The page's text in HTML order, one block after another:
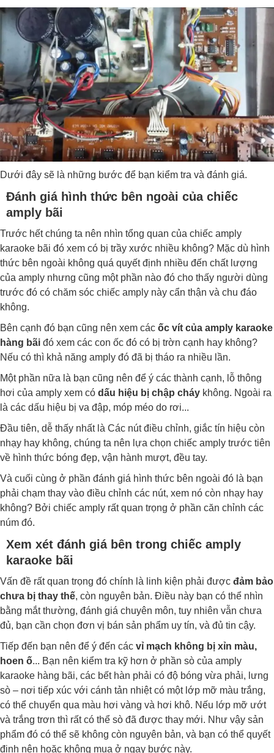
Dưới đây sẽ là những bước để bạn kiểm tra và đánh giá.
Đánh giá hình thức bên ngoài của chiếc
amply bãi
Trước hết chúng ta nên nhìn tổng quan của chiếc amply
karaoke bãi đó xem có bị trầy xước nhiều không? Mặc dù hình
thức bên ngoài không quá quyết định nhiều đến chất lượng
của amply nhưng cũng một phần nào đó cho thấy người dùng
trước đó có chăm sóc chiếc amply này cẩn thận và chu đáo
không.
Bên cạnh đó bạn cũng nên xem các ốc vít của amply karaoke
hàng bãi đó xem các con ốc đó có bị trờn cạnh hay không?
Nếu có thì khả năng amply đó đã bị tháo ra nhiều lần.
Một phần nữa là bạn cũng nên để ý các thành cạnh, lỗ thông
hơi của amply xem có dấu hiệu bị chập cháy không. Ngoài ra
là các dấu hiệu bị va đập, móp méo do rơi...
Đầu tiên, dễ thấy nhất là Các nút điều chỉnh, giắc tín hiệu còn
nhạy hay không, chúng ta nên lựa chọn chiếc amply trước tiên
về hình thức bóng đẹp, vận hành mượt, đều tay.
Và cuối cùng ở phần đánh giá hình thức bên ngoài đó là bạn
phải chạm thay vào điều chỉnh các nút, xem nó còn nhạy hay
không? Bởi chiếc amply rất quan trọng ở phần căn chỉnh các
núm đó.
Xem xét đánh giá bên trong chiếc amply
karaoke bãi
Vấn đề rất quan trọng đó chính là linh kiện phải được đảm bảo
chưa bị thay thế, còn nguyên bản. Điều này bạn có thể nhìn
bằng mắt thường, đánh giá chuyên môn, tuy nhiên vẫn chưa
đủ, bạn cần chọn đơn vị bán sản phẩm uy tín, và đủ tin cậy.
Tiếp đến bạn nên để ý đến các vỉ mạch không bị xỉn màu,
hoen ố... Bạn nên kiểm tra kỹ hơn ở phần sò của amply
karaoke hàng bãi, các bết hàn phải có độ bóng vừa phải, lưng
sò – nơi tiếp xúc với cánh tản nhiệt có một lớp mỡ màu trắng,
có thể chuyển qua màu hơi vàng và hơi khô. Nếu lớp mỡ ướt
và trắng trơn thì rất có thể sò đã được thay mới. Như vậy sản
phẩm đó có thể sẽ không còn nguyên bản, và bạn có thể quyết
định nên hoặc không mua ở ngay bước này.